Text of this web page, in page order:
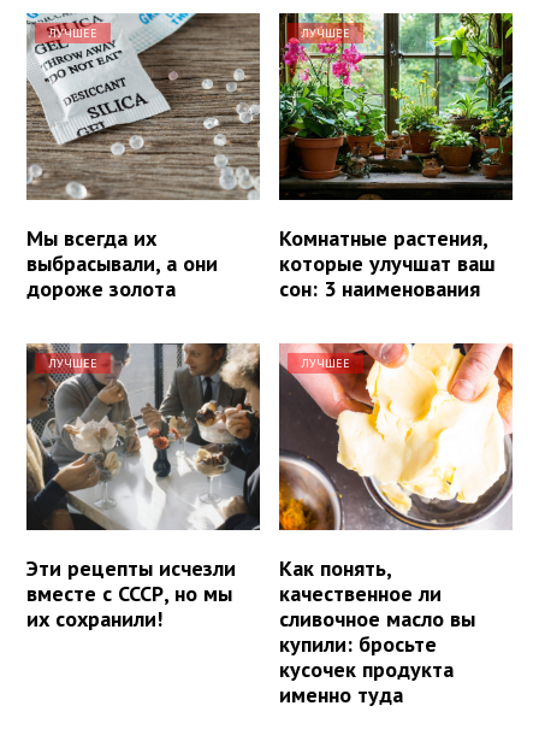
ЛУЧШЕЕ
Мы всегда их
выбрасывали, а они
дороже золота
ЛУЧШЕЕ
Комнатные растения,
которые улучшат ваш
сон: 3 наименования
ЛУЧШЕЕ
Эти рецепты исчезли
вместе с СССР, но мы
их сохранили!
ЛУЧШЕЕ
Как понять,
качественное ли
сливочное масло вы
купили: бросьте
кусочек продукта
именно туда